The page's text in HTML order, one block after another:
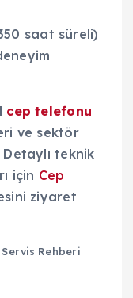
saat süreli)
cep telefonu
ve sektör
teknik
için Cep
ziyaret
Rehberi